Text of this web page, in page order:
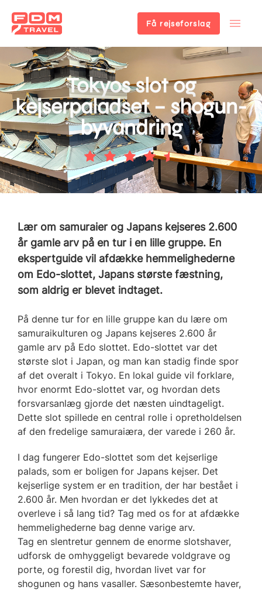
hovedindhold
Få rejseforslag
Tokyos slot og
kejserpaladset – shogun-
byvandring
Lær om samuraier og Japans kejseres 2.600
år gamle arv på en tur i en lille gruppe. En
ekspertguide vil afdække hemmelighederne
om Edo-slottet, Japans største fæstning,
som aldrig er blevet indtaget.
På denne tur for en lille gruppe kan du lære om
samuraikulturen og Japans kejseres 2.600 år
gamle arv på Edo slottet. Edo-slottet var det
største slot i Japan, og man kan stadig finde spor
af det overalt i Tokyo. En lokal guide vil forklare,
hvor enormt Edo-slottet var, og hvordan dets
forsvarsanlæg gjorde det næsten uindtageligt.
Dette slot spillede en central rolle i opretholdelsen
af den fredelige samuraiæra, der varede i 260 år.
I dag fungerer Edo-slottet som det kejserlige
palads, som er boligen for Japans kejser. Det
kejserlige system er en tradition, der har bestået i
2.600 år. Men hvordan er det lykkedes det at
overleve i så lang tid? Tag med os for at afdække
hemmelighederne bag denne varige arv.
Tag en slentretur gennem de enorme slotshaver,
udforsk de omhyggeligt bevarede voldgrave og
porte, og forestil dig, hvordan livet var for
shogunen og hans vasaller. Sæsonbestemte haver,